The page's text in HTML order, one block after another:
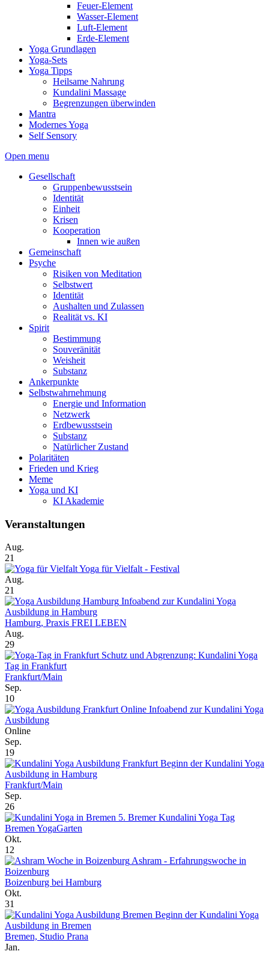
Feuer-Element
Wasser-Element
Luft-Element
Erde-Element
Yoga Grundlagen
Yoga-Sets
Yoga Tipps
Heilsame Nahrung
Kundalini Massage
Begrenzungen überwinden
Mantra
Modernes Yoga
Self Sensory
Open menu
Gesellschaft
Gruppenbewusstsein
Identität
Einheit
Krisen
Kooperation
Innen wie außen
Gemeinschaft
Psyche
Risiken von Meditation
Selbstwert
Identität
Aushalten und Zulassen
Realität vs. KI
Spirit
Bestimmung
Souveränität
Weisheit
Substanz
Ankerpunkte
Selbstwahrnehmung
Energie und Information
Netzwerk
Erdbewusstsein
Substanz
Natürlicher Zustand
Polaritäten
Frieden und Krieg
Meme
Yoga und KI
KI Akademie
Veranstaltungen
Aug.
21
Yoga für Vielfalt - Festival
Aug.
21
Infoabend zur Kundalini Yoga
Ausbildung in Hamburg
Hamburg, Praxis FREI LEBEN
Aug.
29
Schutz und Abgrenzung: Kundalini Yoga
Tag in Frankfurt
Frankfurt/Main
Sep.
10
Online Infoabend zur Kundalini Yoga
Ausbildung
Online
Sep.
19
Beginn der Kundalini Yoga
Ausbildung in Hamburg
Frankfurt/Main
Sep.
26
5. Bremer Kundalini Yoga Tag
Bremen YogaGarten
Okt.
12
Ashram - Erfahrungswoche in
Boizenburg
Boizenburg bei Hamburg
Okt.
31
Beginn der Kundalini Yoga
Ausbildung in Bremen
Bremen, Studio Prana
Jan.